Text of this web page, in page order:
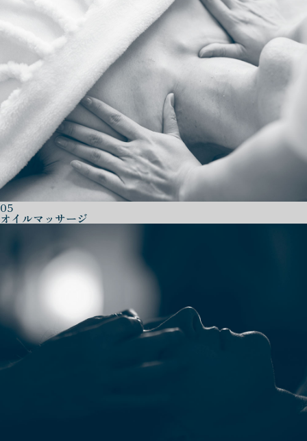
05
オイルマッサージ